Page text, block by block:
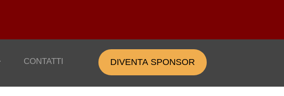
CONTATTI DIVENTA SPONSOR